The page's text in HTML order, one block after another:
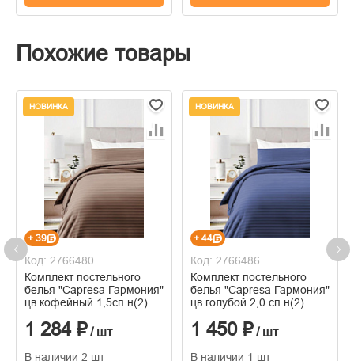
Похожие товары
НОВИНКА
+ 39
Код: 2766480
Комплект постельного
белья "Capresa Гармония"
цв.кофейный 1,5сп н(2)
1 284 ₽/ шт
В наличии 2 шт
НОВИНКА
+ 44
Код: 2766486
Комплект постельного
белья "Capresa Гармония"
цв.голубой 2,0 сп н(2)
1 450 ₽/ шт
В наличии 1 шт